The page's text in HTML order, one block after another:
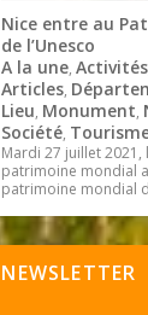
Nice entre au
de l’Unesco
A la une,Activités
Articles,
Lieu, Monument,
Société,
Mardi 27 juillet 2021,
patrimoine mondial
patrimoine mondial
NEWSLETTER